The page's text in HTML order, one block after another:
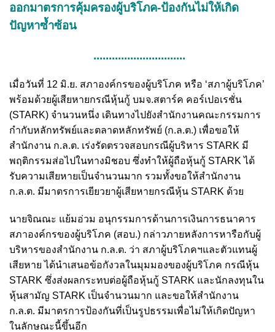
ออกมาตรการคุ้มครองผู้บริโภค-ป้องกันไม่ให้เกิด
ปัญหาซ้ำซ้อน
..............................
เมื่อวันที่ 12 มิ.ย. สภาองค์กรของผู้บริโภค หรือ ‘สภาผู้บริโภค’
พร้อมด้วยผู้เสียหายกรณีหุ้นกู้ บมจ.สตาร์ค คอร์เปอเรชั่น
(STARK) จำนวนหนึ่ง เดินทางไปยังสำนักงานคณะกรรมการ
กำกับหลักทรัพย์และตลาดหลักทรัพย์ (ก.ล.ต.) เพื่อขอให้
สำนักงาน ก.ล.ต. เร่งรัดตรวจสอบกรณีผู้บริหาร STARK มี
พฤติกรรมส่อไปในทางมิชอบ ซึ่งทำให้ผู้ถือหุ้นกู้ STARK ได้
รับความเสียหายเป็นจำนวนมาก รวมทั้งขอให้สำนักงาน
ก.ล.ต. มีมาตรการเยียวยาผู้เสียหายกรณีหุ้น STARK ด้วย
นายจิณณะ แย้มอ่วม อนุกรรมการด้านการเงินการธนาคาร
สภาองค์กรของผู้บริโภค (สอบ.) กล่าวภายหลังการหารือกับผู้
บริหารของสำนักงาน ก.ล.ต. ว่า สภาผู้บริโภคฯและตัวแทนผู้
เสียหาย ได้นำเสนอข้อกังวลในมุมมองของผู้บริโภค กรณีหุ้น
STARK ซึ่งส่งผลกระทบต่อผู้ถือหุ้นกู้ STARK และนักลงทุนใน
หุ้นสามัญ STARK เป็นจำนวนมาก และขอให้สำนักงาน
ก.ล.ต. มีมาตรการป้องกันที่เป็นรูปธรรมเพื่อไม่ให้เกิดปัญหา
ในลักษณะนี้ขึ้นอีก